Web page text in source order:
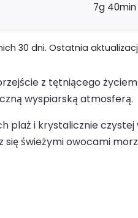
7g 40min
30 dni. Ostatnia
z tętniącego
wyspiarską atmosferą.
plaż i krystalicznie
świeżymi owocami